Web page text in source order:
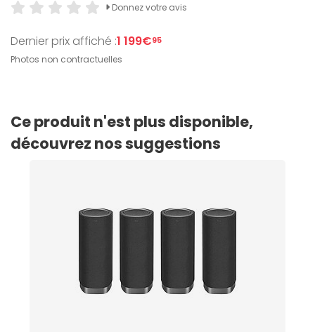
Donnez votre avis
Dernier prix affiché :1 199€95
Photos non contractuelles
Ce produit n'est plus disponible,
découvrez nos suggestions